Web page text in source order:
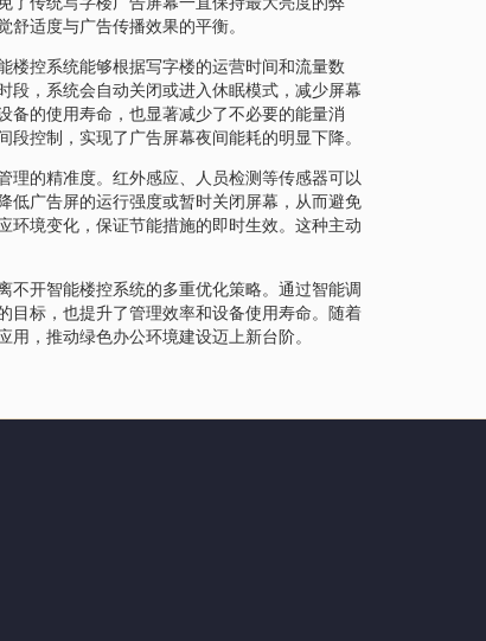
适度与广告传播效果的平衡。
楼控系统能够根据写字楼的运营时间和流量数
段，系统会自动关闭或进入休眠模式，减少屏幕
备的使用寿命，也显著减少了不必要的能量消
控制，实现了广告屏幕夜间能耗的明显下降。
理的精准度。红外感应、人员检测等传感器可以
低广告屏的运行强度或暂时关闭屏幕，从而避免
环境变化，保证节能措施的即时生效。这种主动
不开智能楼控系统的多重优化策略。通过智能调
目标，也提升了管理效率和设备使用寿命。随着
，推动绿色办公环境建设迈上新台阶。